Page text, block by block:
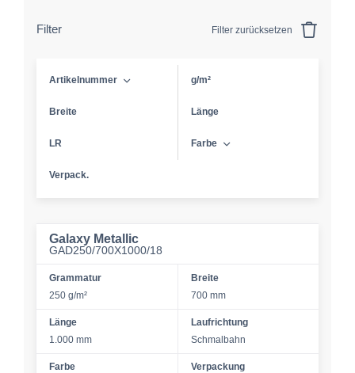
Filter Filter zurücksetzen
Artikelnummer g/m²
Breite Länge
LR Farbe
Verpack.
Galaxy Metallic
GAD250/700X1000/18
Grammatur
250 g/m²
Breite
700 mm
Länge
1.000 mm
Laufrichtung
Schmalbahn
Farbe
Verpackung